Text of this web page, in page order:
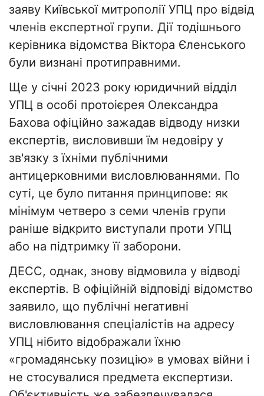
заяву Київської митрополії УПЦ про відвід
членів експертної групи. Дії тодішнього
керівника відомства Віктора Єленського
були визнані протиправними.
Ще у січні 2023 року юридичний відділ
УПЦ в особі протоієрея Олександра
Бахова офіційно зажадав відводу низки
експертів, висловивши їм недовіру у
зв'язку з їхніми публічними
антицерковними висловлюваннями. По
суті, це було питання принципове: як
мінімум четверо з семи членів групи
раніше відкрито виступали проти УПЦ
або на підтримку її заборони.
ДЕСС, однак, знову відмовила у відводі
експертів. В офіційній відповіді відомство
заявило, що публічні негативні
висловлювання спеціалістів на адресу
УПЦ нібито відображали їхню
«громадянську позицію» в умовах війни і
не стосувалися предмета експертизи.